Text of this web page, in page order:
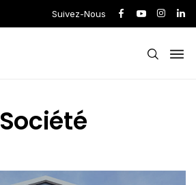
Suivez-Nous
Société